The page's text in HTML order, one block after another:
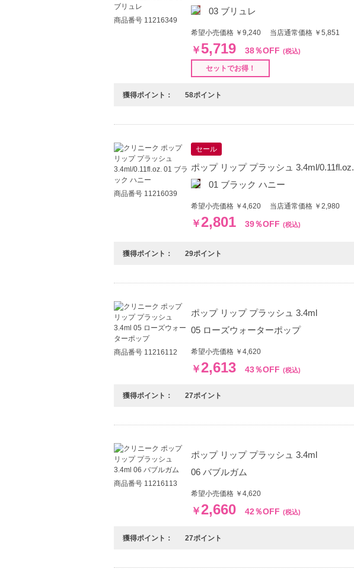
商品番号 11216349
03 ブリュレ
希望小売価格 ￥9,240 当店通常価格 ￥5,851
￥5,719 38％OFF (税込)
セットでお得！
獲得ポイント： 58ポイント
商品番号 11216039
セール
ポップ リップ プラッシュ 3.4ml/0.11fl.oz.
01 ブラック ハニー
希望小売価格 ￥4,620 当店通常価格 ￥2,980
￥2,801 39％OFF (税込)
獲得ポイント： 29ポイント
商品番号 11216112
ポップ リップ プラッシュ 3.4ml
05 ローズウォーターポップ
希望小売価格 ￥4,620
￥2,613 43％OFF (税込)
獲得ポイント： 27ポイント
商品番号 11216113
ポップ リップ プラッシュ 3.4ml
06 バブルガム
希望小売価格 ￥4,620
￥2,660 42％OFF (税込)
獲得ポイント： 27ポイント